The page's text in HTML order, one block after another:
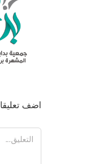
اضف تعليقا
تعليق